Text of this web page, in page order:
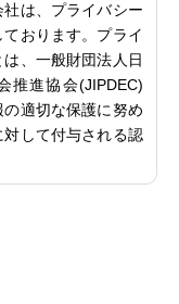
は、プライバシー
おります。プライ
、一般財団法人日
推進協会(JIPDEC)
の適切な保護に努め
して付与される認